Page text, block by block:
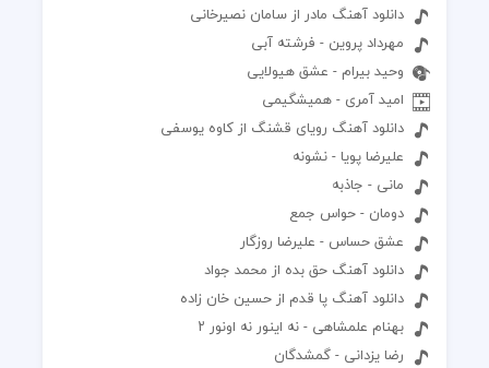
دانلود آهنگ مادر از سامان نصیرخانی
مهرداد پروین - فرشته آبی
وحید بیرام - عشق هیولایی
امید آمری - همیشگیمی
دانلود آهنگ رویای قشنگ از کاوه یوسفی
علیرضا پویا - نشونه
مانی - جاذبه
دومان - حواس جمع
عشق حساس - علیرضا روزگار
دانلود آهنگ حق بده از محمد جواد
دانلود آهنگ پا قدم از حسین خان زاده
بهنام علمشاهی - نه اینور نه اونور ۲
رضا یزدانی - گمشدگان